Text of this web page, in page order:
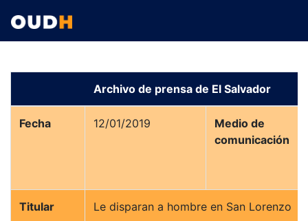
Archivo de prensa de El Salvador
Fecha 12/01/2019
Medio de
comunicación
Titular Le disparan a hombre en San Lorenzo